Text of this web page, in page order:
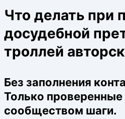
Что делать при
досудебной
троллей
Без заполнения
Только
сообществом шаги.